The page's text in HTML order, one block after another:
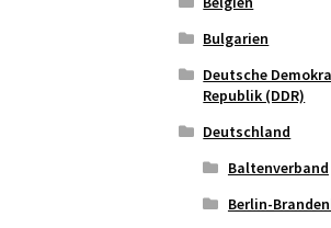
Bulgarien
Deutsche
Republik (DDR)
Deutschland
Baltenverband
Berlin-